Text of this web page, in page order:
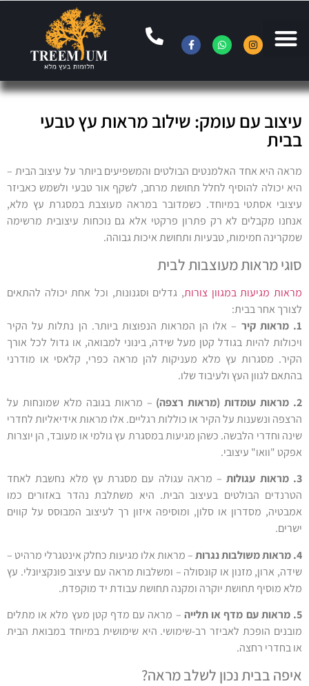
עיצוב עם עומק: שילוב מראות עץ טבעי
בבית
מראה היא אחד האלמנטים הבולטים והמשפיעים ביותר על עיצוב הבית –
היא יכולה להוסיף לחלל תחושת מרחב, לשקף אור טבעי ולשמש כאביזר
עיצובי אסתטי במיוחד. כשמדובר במראה מעוצבת במסגרת עץ מלא,
אנחנו מקבלים לא רק פתרון פרקטי אלא גם נוכחות עיצובית מרשימה
שמקרינה חמימות, טבעיות ותחושת איכות גבוהה.
סוגי מראות מעוצבות לבית
מראות מגיעות במגוון צורות, גדלים וסגנונות, וכל אחת יכולה להתאים
לצורך אחר בבית:
1. מראות קיר
– אלו הן המראות הנפוצות ביותר. הן נתלות על הקיר
ויכולות להיות בגודל קטן מעל שידה, בינוני למבואה, או גדול לכל אורך
הקיר. מסגרות עץ מלא מעניקות להן מראה כפרי, קלאסי או מודרני
בהתאם לגוון העץ ולעיבוד שלו.
2. מראות עומדות (מראות רצפה)
– מראות בגובה מלא שמונחות על
הרצפה ונשענות על הקיר או כוללות רגליים. אלו מראות אידיאליות לחדרי
שינה וחדרי הלבשה. כשהן מגיעות במסגרת עץ גולמי או מעובד, הן יוצרות
אפקט "וואו" עיצובי.
3. מראות עגולות
– מראה עגולה עם מסגרת עץ מלא נחשבת לאחד
הטרנדים הבולטים בעיצוב הבית. היא משתלבת נהדר באזורים כמו
אמבטיה, מסדרון או סלון, ומוסיפה איזון רך לעיצוב המבוסס על קווים
ישרים.
4. מראות משולבות נגרות
– מראות אלו מגיעות כחלק אינטגרלי מרהיט –
שידה, ארון, מזנון או קונסולה – ומשלבות מראה עם עיצוב פונקציונלי. עץ
מלא מוסיף תחושת יוקרה ומקנה תחושת עבודת יד מוקפדת.
5. מראות עם מדף או תלייה
– מראה עם מדף קטן מעץ מלא או מתלים
מובנים הופכת לאביזר רב-שימושי. היא שימושית במיוחד במבואת הבית
או בחדרי רחצה.
איפה בבית נכון לשלב מראה?